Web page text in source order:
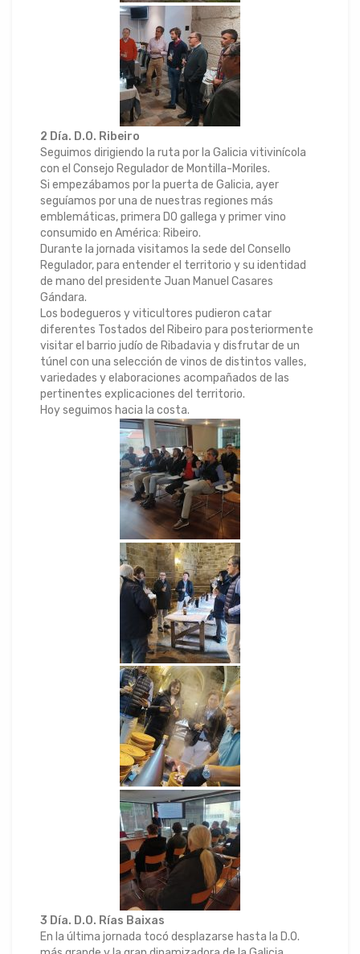
2 Día. D.O. Ribeiro
Seguimos dirigiendo la ruta por la Galicia vitivinícola
con el Consejo Regulador de Montilla-Moriles.
Si empezábamos por la puerta de Galicia, ayer
seguíamos por una de nuestras regiones más
emblemáticas, primera DO gallega y primer vino
consumido en América: Ribeiro.
Durante la jornada visitamos la sede del Consello
Regulador, para entender el territorio y su identidad
de mano del presidente Juan Manuel Casares
Gándara.
Los bodegueros y viticultores pudieron catar
diferentes Tostados del Ribeiro para posteriormente
visitar el barrio judío de Ribadavia y disfrutar de un
túnel con una selección de vinos de distintos valles,
variedades y elaboraciones acompañados de las
pertinentes explicaciones del territorio.
Hoy seguimos hacia la costa.
3 Día. D.O. Rías Baixas
En la última jornada tocó desplazarse hasta la D.O.